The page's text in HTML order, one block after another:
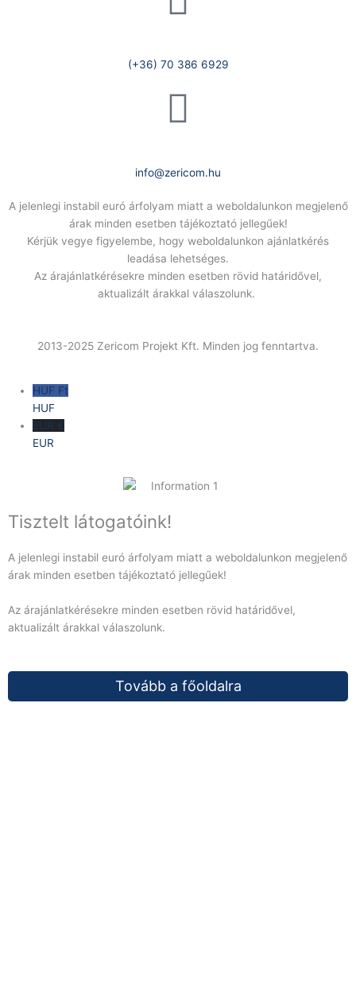
(+36) 70 386 6929
info@zericom.hu
A jelenlegi instabil euró árfolyam miatt a weboldalunkon megjelenő
árak minden esetben tájékoztató jellegűek!
Kérjük vegye figyelembe, hogy weboldalunkon ajánlatkérés
leadása lehetséges.
Az árajánlatkérésekre minden esetben rövid határidővel,
aktualizált árakkal válaszolunk.
2013-2025 Zericom Projekt Kft. Minden jog fenntartva.
HUF Ft
HUF
EUR €
EUR
Tisztelt látogatóink!
A jelenlegi instabil euró árfolyam miatt a weboldalunkon megjelenő
árak minden esetben tájékoztató jellegűek!
Az árajánlatkérésekre minden esetben rövid határidővel,
aktualizált árakkal válaszolunk.
Tovább a főoldalra